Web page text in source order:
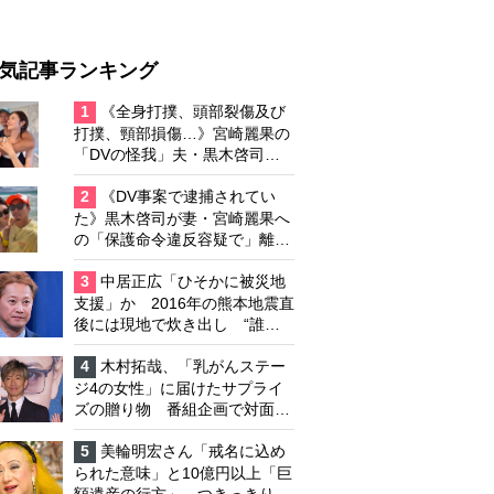
記事ランキング
1
《全身打撲、頭部裂傷及び
打撲、頸部損傷…》宮崎麗果の
「DVの怪我」夫・黒木啓司の
逮捕で始まる「夫婦の闘争」
2
《DV事案で逮捕されてい
た》黒木啓司が妻・宮崎麗果へ
の「保護命令違反容疑で」離婚
協議は「第二ステージ」へ
3
中居正広「ひそかに被災地
支援」か 2016年の熊本地震直
後には現地で炊き出し “誰に
も知られなくて良い”と、むし
ろ強まる福祉活動への思い
4
木村拓哉、「乳がんステー
ジ4の女性」に届けたサプライ
ズの贈り物 番組企画で対面し
たファンが、夢と希望を与える
心遣いに「うれしくて号泣しま
した」
5
美輪明宏さん「戒名に込め
られた意味」と10億円以上「巨